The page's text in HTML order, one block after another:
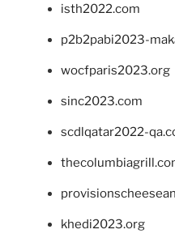
isth2022.com
p2b2pabi2023-
wocfparis2023.org
sinc2023.com
scdlqatar2022-
khedi2023.org